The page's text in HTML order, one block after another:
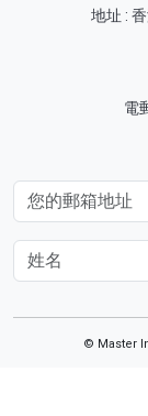
地址 :
電
© Master